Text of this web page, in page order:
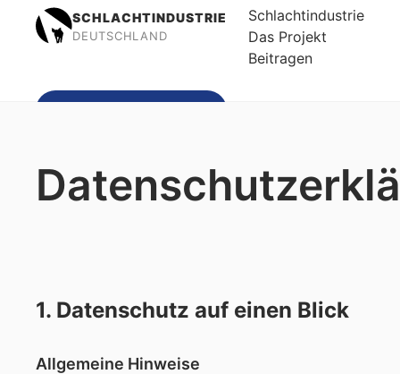
SCHLACHTINDUSTRIE
DEUTSCHLAND
Schlachtindustrie
Das Projekt
Beitragen
1. Datenschutz auf einen Blick
Allgemeine Hinweise